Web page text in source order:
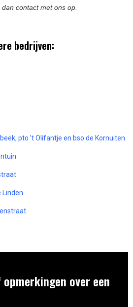
contact met ons op.
bedrijven:
pto ’t Olifantje en bso de Kornuiten
Linden
over een